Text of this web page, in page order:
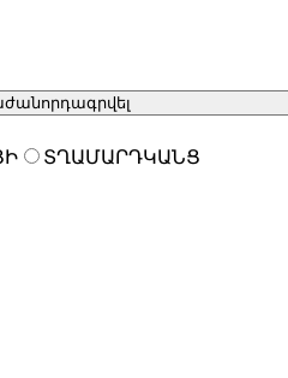
ՏՂԱՄԱՐԴԿԱՆՑ